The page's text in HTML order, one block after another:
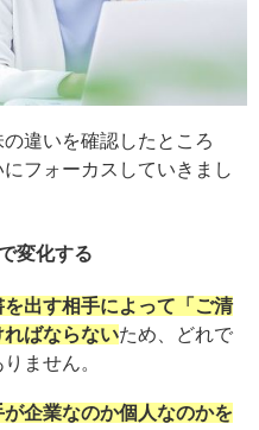
違いを確認したところ
フォーカスしていきまし
変化する
を出す相手によって「ご清
ばならないため、どれで
ません。
が企業なのか個人なのかを